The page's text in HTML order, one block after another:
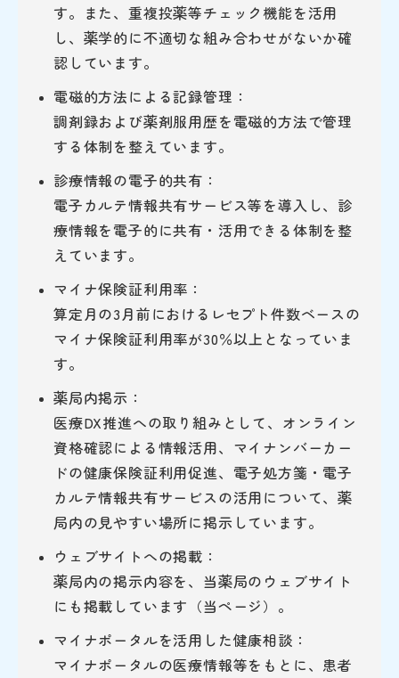
す。また、重複投薬等チェック機能を活用
し、薬学的に不適切な組み合わせがないか確
認しています。
電磁的方法による記録管理：
調剤録および薬剤服用歴を電磁的方法で管理
する体制を整えています。
診療情報の電子的共有：
電子カルテ情報共有サービス等を導入し、診
療情報を電子的に共有・活用できる体制を整
えています。
マイナ保険証利用率：
算定月の3月前におけるレセプト件数ベースの
マイナ保険証利用率が30％以上となっていま
す。
薬局内掲示：
医療DX推進への取り組みとして、オンライン
資格確認による情報活用、マイナンバーカー
ドの健康保険証利用促進、電子処方箋・電子
カルテ情報共有サービスの活用について、薬
局内の見やすい場所に掲示しています。
ウェブサイトへの掲載：
薬局内の掲示内容を、当薬局のウェブサイト
にも掲載しています（当ページ）。
マイナポータルを活用した健康相談：
マイナポータルの医療情報等をもとに、患者